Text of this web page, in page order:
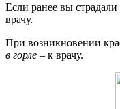
Если ранее вы
врачу.
При возникновении
в горле – к врачу.